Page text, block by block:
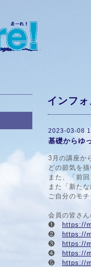
インフ
2023-03-08
基礎からゆ
3月の講座か
どの節気を
また、「前
また「新た
ご自分のモ
会員の皆さ
❶
https://
❷
https://
❸
https://
❹
https://
❺
https://